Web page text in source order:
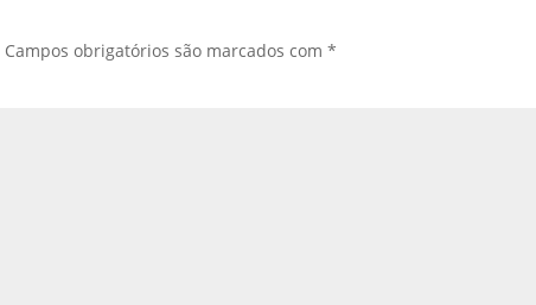
Campos obrigatórios são marcados com*